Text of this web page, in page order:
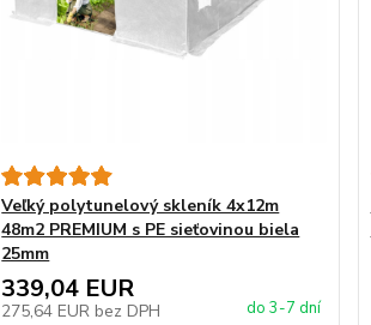
Veľký polytunelový skleník 4x12m
48m2 PREMIUM s PE sieťovinou biela
25mm
339,04 EUR
275,64 EUR bez DPH do 3-7 dní